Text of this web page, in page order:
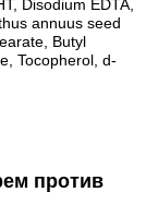
Disodium EDTA,
annuus seed
Butyl
Tocopherol, d-
против